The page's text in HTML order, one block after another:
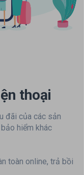
đãi của các sản
hiểm khác
toàn online, trả bồi
thoại